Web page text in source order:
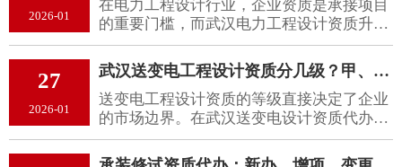
2026-01
在电力工程设计行业，企业资质是承接项目
的重要门槛，而武汉电力工程设计资质升级
与增项是提升企业竞争力的两种不同路径。
许多企业容易将两者混淆，导致在资质申请
过程中效率降低甚至延误业务拓展。本文将
详细解析二者的区别，帮助企业更清晰地规
划资质发展策略。
27
2026-01
武汉送变电工程设计资质分几级？甲、乙级到底能接什么项目？
送变电工程设计资质的等级直接决定了企业
的市场边界。在武汉送变电设计资质代办过
程中，合理评估自身条件、准确匹配业务目
标，是顺利取得资质并实现可持续发展的关